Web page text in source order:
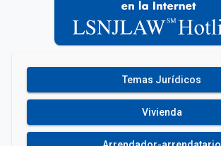
Temas Jurídicos
Vivienda